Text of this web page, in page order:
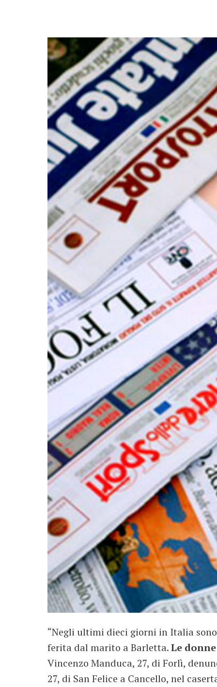
“Negli ultimi dieci giorni in Italia
ferita dal marito a Barletta.Le
Vincenzo Manduca, 27, di Forlì,
27, di San Felice a Cancello, nel